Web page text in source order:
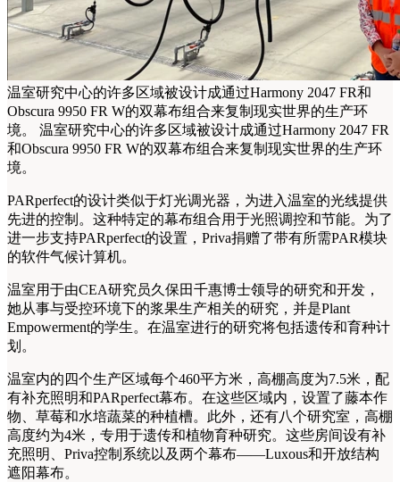
温室研究中心的许多区域被设计成通过Harmony 2047 FR和
Obscura 9950 FR W的双幕布组合来复制现实世界的生产环
境。
温室研究中心的许多区域被设计成通过Harmony 2047 FR
和Obscura 9950 FR W的双幕布组合来复制现实世界的生产环
境。
PARperfect的设计类似于灯光调光器，为进入温室的光线提供
先进的控制。这种特定的幕布组合用于光照调控和节能。为了
进一步支持PARperfect的设置，Priva捐赠了带有所需PAR模块
的软件气候计算机。
温室用于由CEA研究员久保田千惠博士领导的研究和开发，
她从事与受控环境下的浆果生产相关的研究，并是Plant
Empowerment的学生。在温室进行的研究将包括遗传和育种计
划。
温室内的四个生产区域每个460平方米，高棚高度为7.5米，配
有补充照明和PARperfect幕布。在这些区域内，设置了藤本作
物、草莓和水培蔬菜的种植槽。此外，还有八个研究室，高棚
高度约为4米，专用于遗传和植物育种研究。这些房间设有补
充照明、Priva控制系统以及两个幕布——Luxous和开放结构
遮阳幕布。